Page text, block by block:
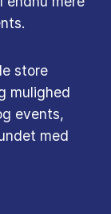
store
mulighed
events,
med